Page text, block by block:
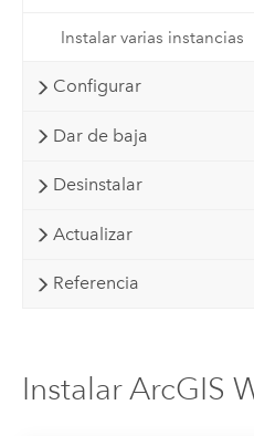
Instalar varias instancias
Configurar
Dar de baja
Desinstalar
Actualizar
Referencia
Instalar ArcGIS